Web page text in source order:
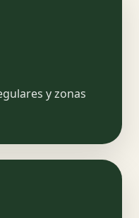
y zonas